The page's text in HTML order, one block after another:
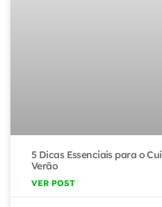
5 Dicas Essenciais para o
Verão
VER POST